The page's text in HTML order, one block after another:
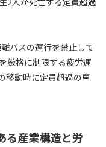
バスの運行を禁止して
厳格に制限する疲労運
移動時に定員超過の車
る産業構造と労